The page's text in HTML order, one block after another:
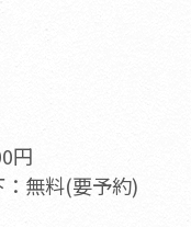
円
無料(要予約)